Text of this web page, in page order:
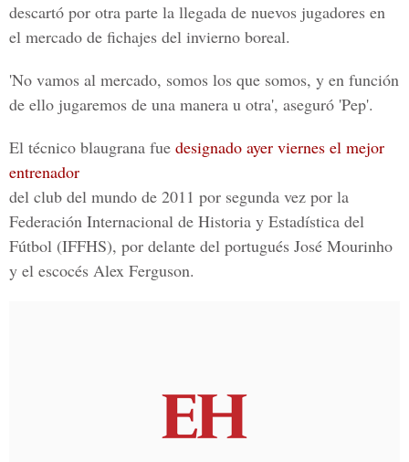
descartó por otra parte la llegada de nuevos jugadores en
el mercado de fichajes del invierno boreal.
'No vamos al mercado, somos los que somos, y en función
de ello jugaremos de una manera u otra', aseguró 'Pep'.
El técnico blaugrana fue designado ayer viernes el mejor
entrenador
del club del mundo de 2011 por segunda vez por la
Federación Internacional de Historia y Estadística del
Fútbol (IFFHS), por delante del portugués José Mourinho
y el escocés Alex Ferguson.